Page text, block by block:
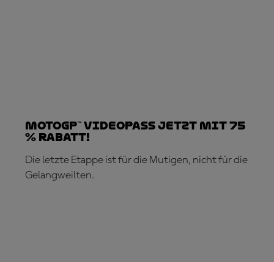
MotoGP™ VideoPass jetzt mit 75
% Rabatt!
Die letzte Etappe ist für die Mutigen, nicht für die
Gelangweilten.